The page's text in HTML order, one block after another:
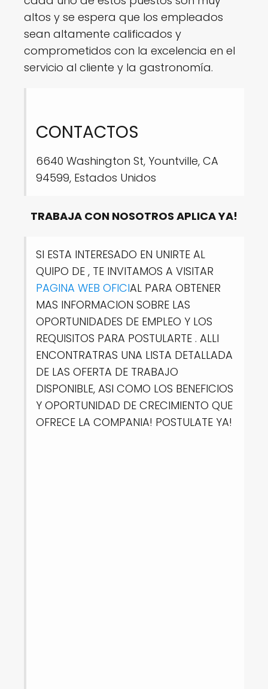
altos y se espera que los empleados
sean altamente calificados y
comprometidos con la excelencia en el
servicio al cliente y la gastronomía.
CONTACTOS
6640 Washington St, Yountville, CA
94599, Estados Unidos
TRABAJA CON NOSOTROS APLICA YA!
SI ESTA INTERESADO EN UNIRTE AL
QUIPO DE , TE INVITAMOS A VISITAR
PAGINA WEB OFICIAL PARA OBTENER
MAS INFORMACION SOBRE LAS
OPORTUNIDADES DE EMPLEO Y LOS
REQUISITOS PARA POSTULARTE . ALLI
ENCONTRATRAS UNA LISTA DETALLADA
DE LAS OFERTA DE TRABAJO
DISPONIBLE, ASI COMO LOS BENEFICIOS
Y OPORTUNIDAD DE CRECIMIENTO QUE
OFRECE LA COMPANIA! POSTULATE YA!